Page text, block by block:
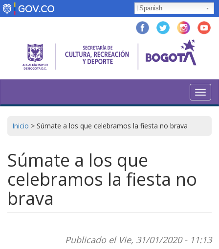
Pasar
al
Spanish
Inicio > Súmate a los que celebramos la fiesta no brava
Súmate a los que
celebramos la fiesta no
brava
Publicado el Vie, 31/01/2020 - 11:13